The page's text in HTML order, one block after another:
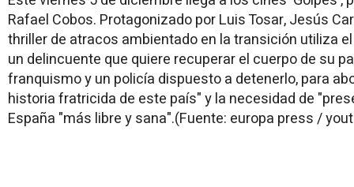
Rafael Cobos. Protagonizado por Luis Tosar, Jesús
thriller de atracos ambientado en la transición utiliza
un delincuente que quiere recuperar el cuerpo de su
franquismo y un policía dispuesto a detenerlo, para
historia fratricida de este país" y la necesidad de
España "más libre y sana".(Fuente: europa press /